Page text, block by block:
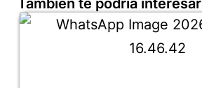
También te podría interesar